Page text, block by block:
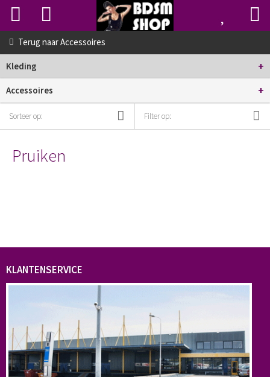
Terug naarAccessoires
Kleding +
Accessoires +
Sorteer op: Filter op:
Pruiken
KLANTENSERVICE